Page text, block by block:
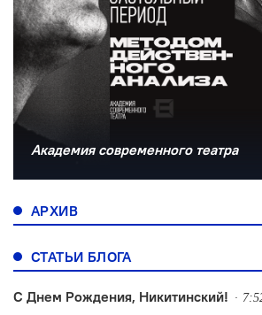
Академия современного театра
АРХИВ
СТАТЬИ БЛОГА
С Днем Рождения, Никитинский!